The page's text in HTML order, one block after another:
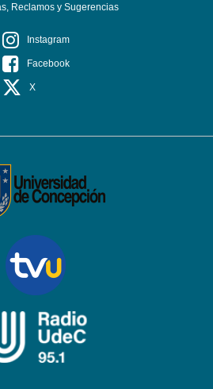
Reclamos y Sugerencias
Instagram
Facebook
X